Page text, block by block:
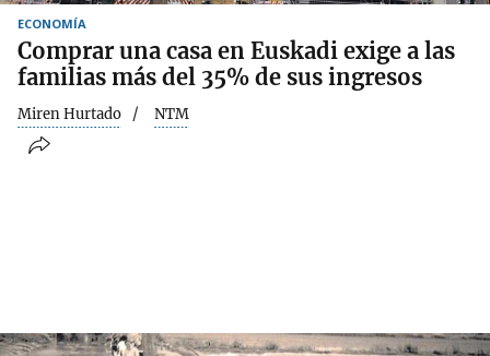
ECONOMÍA
Comprar una casa en Euskadi exige a las
familias más del 35% de sus ingresos
Miren Hurtado NTM